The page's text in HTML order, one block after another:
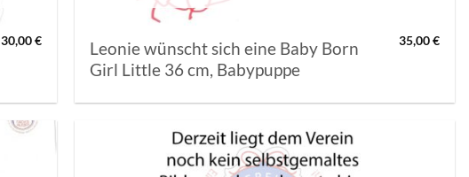
30,00€
Leonie wünscht sich eine Baby Born
Girl Little 36 cm, Babypuppe
35,00€